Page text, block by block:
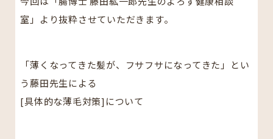
室」より抜粋させていただきます。
「薄くなってきた髪が、フサフサになってきた」とい
う藤田先生による
[具体的な薄毛対策]について